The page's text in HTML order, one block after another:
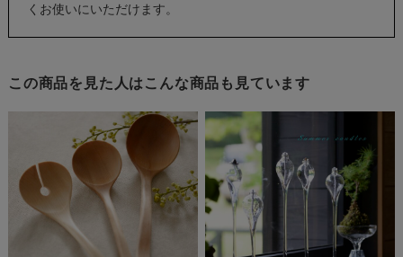
くお使いにいただけます。
この商品を見た人はこんな商品も見ています